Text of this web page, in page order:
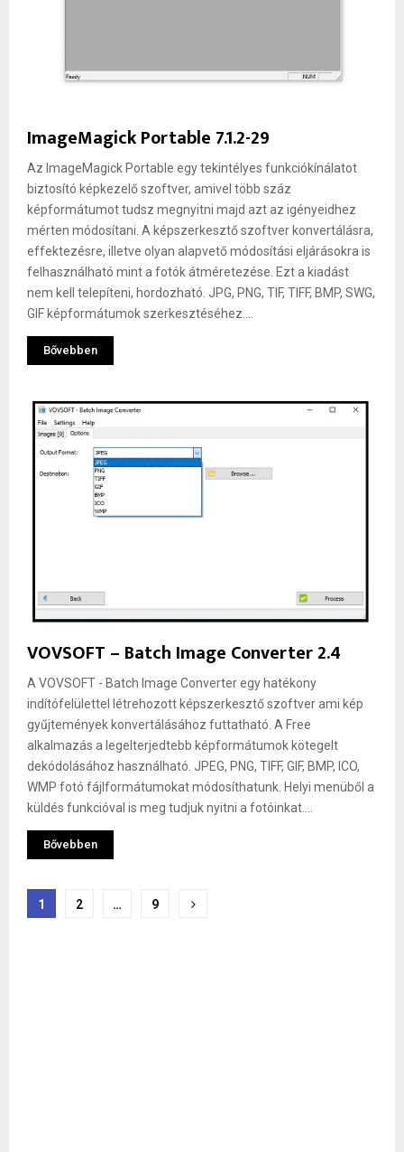
ImageMagick Portable 7.1.2-29
Az ImageMagick Portable egy tekintélyes funkciókínálatot
biztosító képkezelő szoftver, amivel több száz
képformátumot tudsz megnyitni majd azt az igényeidhez
mérten módosítani. A képszerkesztő szoftver konvertálásra,
effektezésre, illetve olyan alapvető módosítási eljárásokra is
felhasználható mint a fotók átméretezése. Ezt a kiadást
nem kell telepíteni, hordozható. JPG, PNG, TIF, TIFF, BMP, SWG,
GIF képformátumok szerkesztéséhez....
Bővebben
VOVSOFT – Batch Image Converter 2.4
A VOVSOFT - Batch Image Converter egy hatékony
indítófelülettel létrehozott képszerkesztő szoftver ami kép
gyűjtemények konvertálásához futtatható. A Free
alkalmazás a legelterjedtebb képformátumok kötegelt
dekódolásához használható. JPEG, PNG, TIFF, GIF, BMP, ICO,
WMP fotó fájlformátumokat módosíthatunk. Helyi menüből a
küldés funkcióval is meg tudjuk nyitni a fotóinkat....
Bővebben
Bejegyzések
1 2 … 9